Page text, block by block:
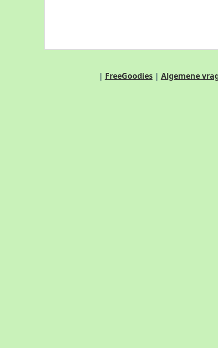
| FreeGoodies| Algemene